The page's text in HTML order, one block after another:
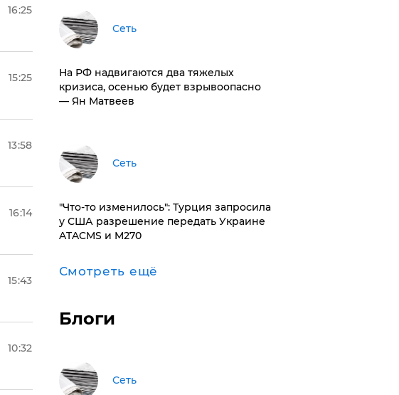
16:25
15:25
13:58
16:14
15:43
10:32
Сеть
На РФ надвигаются два тяжелых
кризиса, осенью будет взрывоопасно
— Ян Матвеев
Сеть
​"Что-то изменилось": Турция запросила
у США разрешение передать Украине
ATACMS и M270
Смотреть ещё
Блоги
Сеть